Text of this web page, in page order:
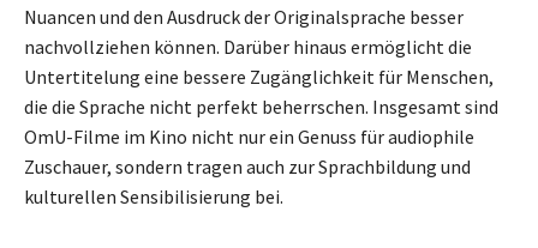
Nuancen und den Ausdruck der Originalsprache besser
nachvollziehen können. Darüber hinaus ermöglicht die
Untertitelung eine bessere Zugänglichkeit für Menschen,
die die Sprache nicht perfekt beherrschen. Insgesamt sind
OmU-Filme im Kino nicht nur ein Genuss für audiophile
Zuschauer, sondern tragen auch zur Sprachbildung und
kulturellen Sensibilisierung bei.